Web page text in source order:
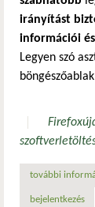
irányítást
információi
Legyen szó
Firefox
szoftver
további
bejelentkezés